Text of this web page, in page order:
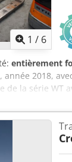
1 / 6
entièrement
année 2018,
de la série WT
à
et un
à des